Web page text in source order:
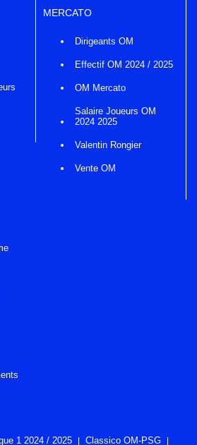
MERCATO
Dirigeants OM
Effectif OM 2024 / 2025
OM Mercato
Salaire Joueurs OM
2024 2025
Valentin Rongier
Vente OM
1 2024 / 2025 Classico OM-PSG